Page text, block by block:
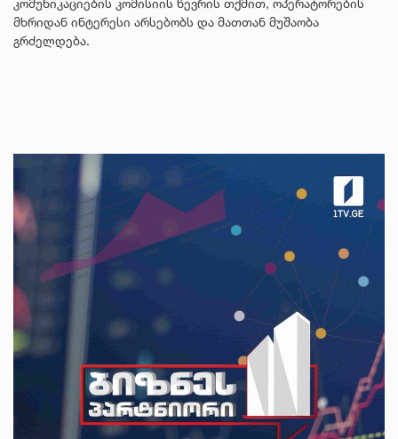
კომუნიკაციების კომისიის წევრის თქმით, ოპერატორების
მხრიდან ინტერესი არსებობს და მათთან მუშაობა
გრძელდება.